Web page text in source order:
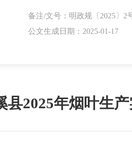
备注/文号：明政规〔2025〕2
公文生成日期：2025-01-17
2025年烟叶生